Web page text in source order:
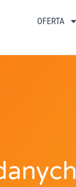
OFERTA